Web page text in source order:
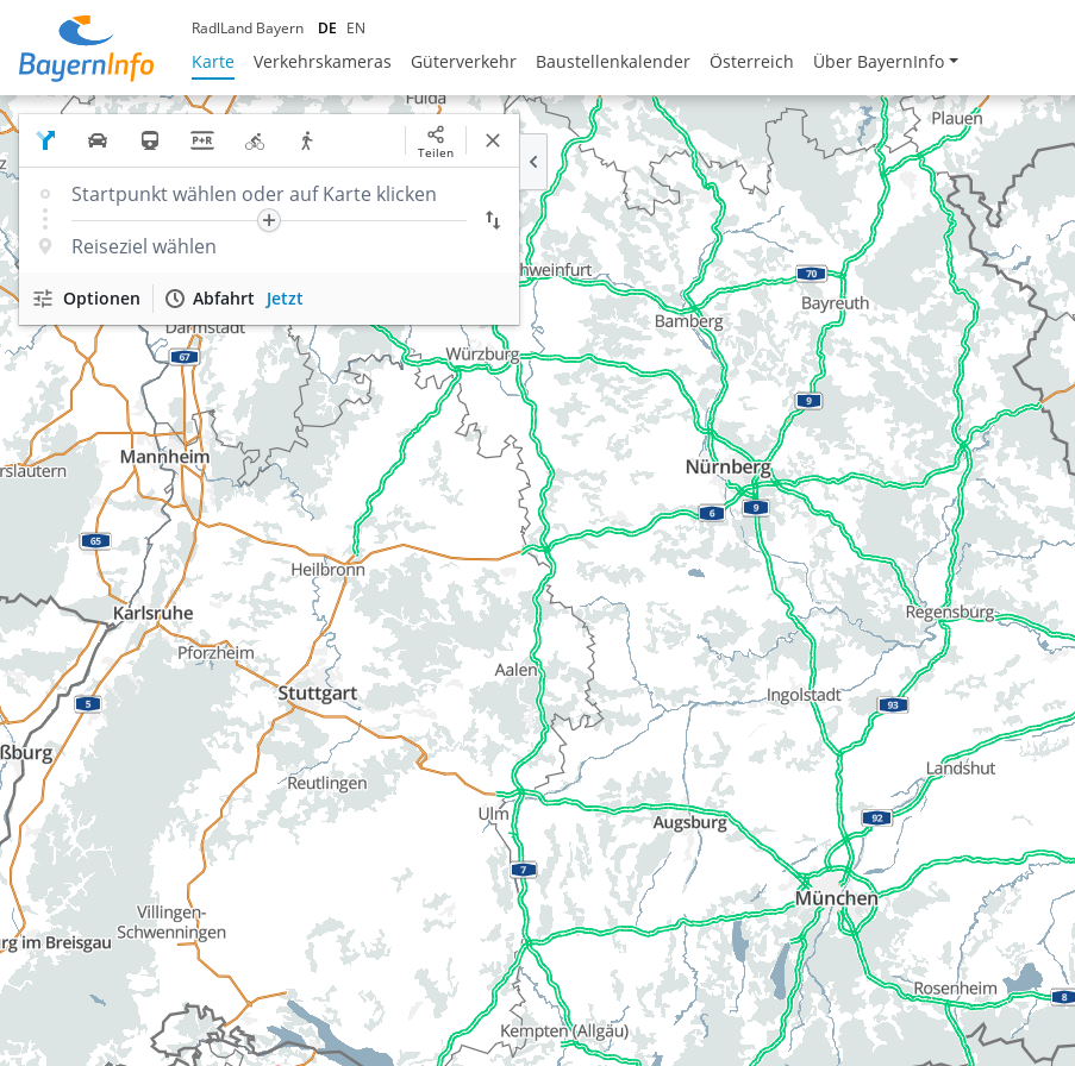
Karte Verkehrskameras Güterverkehr Baustellenkalender Österreich Über BayernInfo
RadlLand Bayern DE EN
Teilen
Optionen Abfahrt Jetzt